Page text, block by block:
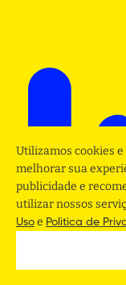
Utilizamos cookies
melhorar sua
publicidade e
utilizar nossos
Uso e Politica de